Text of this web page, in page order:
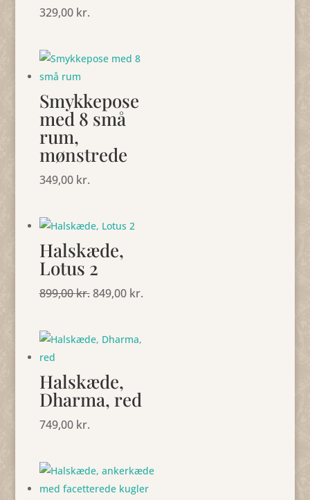
329,00 kr.
Smykkepose
med 8 små
rum,
mønstrede
349,00 kr.
Halskæde,
Lotus 2
899,00kr. Den
var:
849,00 kr.
Halskæde,
Dharma, red
749,00 kr.